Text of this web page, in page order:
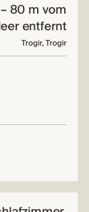
80 m vom
entfernt
Trogir, Trogir